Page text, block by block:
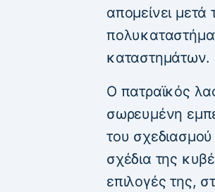
απομείνει
καταστημάτων.
Ο πατραϊκός
σωρευμένη
του
σχέδια της
επιλογές της,